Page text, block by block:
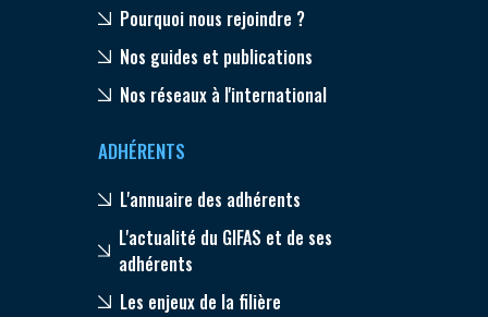
Pourquoi nous rejoindre ?
Nos guides et publications
Nos réseaux à l'international
ADHÉRENTS
L'annuaire des adhérents
L'actualité du GIFAS et de ses
adhérents
Les enjeux de la filière